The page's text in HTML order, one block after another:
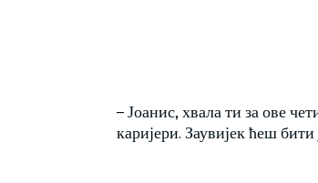
– Јоанис, хвала ти за ове
каријери. Заувијек ћеш